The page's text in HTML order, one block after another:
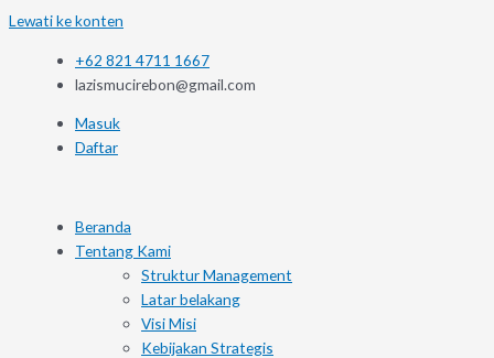
Lewati ke konten
+62 821 4711 1667
lazismucirebon@gmail.com
Masuk
Daftar
Beranda
Tentang Kami
Struktur Management
Latar belakang
Visi Misi
Kebijakan Strategis